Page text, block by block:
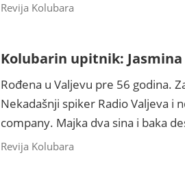
Revija Kolubara
Kolubarin upitnik: Jasmina
Rođena u Valjevu pre 56 godina.
Nekadašnji spiker Radio Valjeva i
company. Majka dva sina i baka
Revija Kolubara